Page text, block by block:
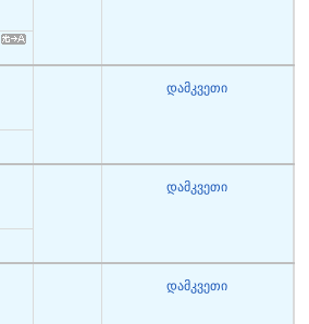
დამკვეთი
დამკვეთი
დამკვეთი